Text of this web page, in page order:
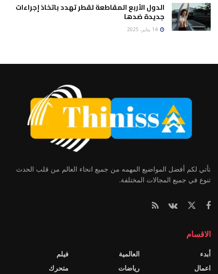
الدول الأربع المقاطعة لقطر تهدد باتخاذ إجراءات
جديدة ضدها
نأتي لكم أفضل المواضيع المهمه من جميع انحاء العالم من قلب الحدث
تنوع في جميع المجالات المختلفة.
الاقسام
أبدء
اعمال
العالمية
رياضات
فيلم
متحرك